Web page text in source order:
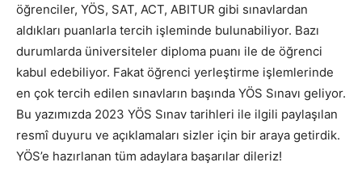
öğrenciler, YÖS, SAT, ACT, ABITUR gibi sınavlardan
aldıkları puanlarla tercih işleminde bulunabiliyor. Bazı
durumlarda üniversiteler diploma puanı ile de öğrenci
kabul edebiliyor. Fakat öğrenci yerleştirme işlemlerinde
en çok tercih edilen sınavların başında YÖS Sınavı geliyor.
Bu yazımızda 2023 YÖS Sınav tarihleri ile ilgili paylaşılan
resmî duyuru ve açıklamaları sizler için bir araya getirdik.
YÖS’e hazırlanan tüm adaylara başarılar dileriz!